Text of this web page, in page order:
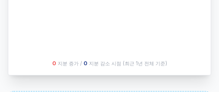
O 지분 증가 / O 지분 감소 시점 (최근 1년 전체 기준)